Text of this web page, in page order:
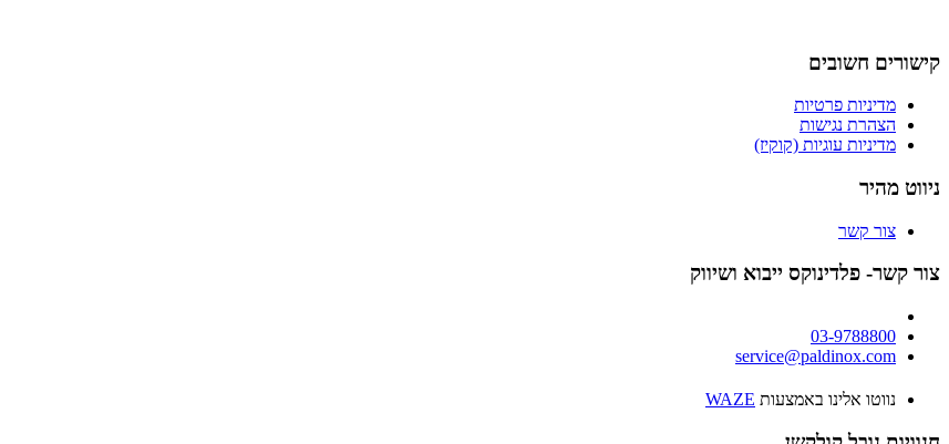
קישורים חשובים
מדיניות פרטיות
הצהרת נגישות
מדיניות עוגיות (קוקיז)
ניווט מהיר
צור קשר
צור קשר- פלדינוקס ייבוא ושיווק
03-9788800
service@paldinox.com
נווטו אלינו באמצעות WAZE